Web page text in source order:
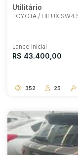
Utilitário
TOYOTA / HILUX SW4
Lance Inicial
R$ 43.400,00
352 25